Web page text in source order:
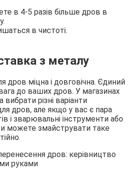
в 4-5 разів більше дров в
в чистоті.
з металу
дров міцна і довговічна. Єдиний
до ваших дров. У магазинах
різні варіанти
дров, але якщо у вас є пара
і зварювальні інструменти або
можете змайструвати таке